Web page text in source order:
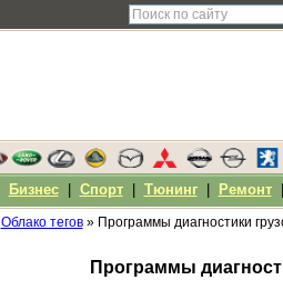
Облако тегов» Программы диагностики
Программы
Бизнес| Спорт| Тюнинг| Ремонт|